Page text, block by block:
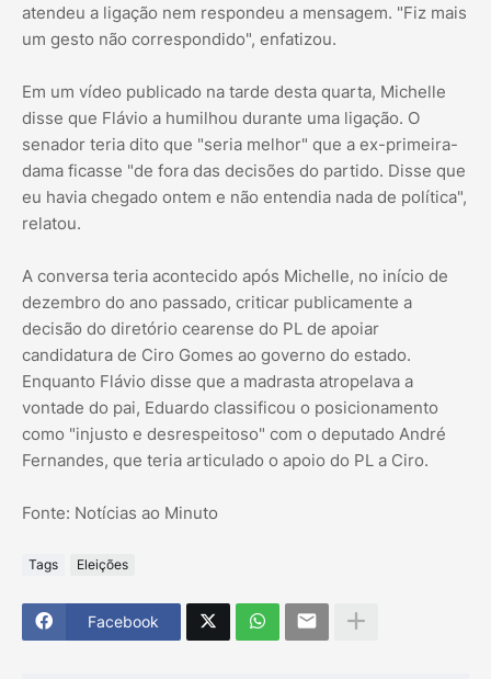
atendeu a ligação nem respondeu a mensagem. "Fiz mais
um gesto não correspondido", enfatizou.
Em um vídeo publicado na tarde desta quarta, Michelle
disse que Flávio a humilhou durante uma ligação. O
senador teria dito que "seria melhor" que a ex-primeira-
dama ficasse "de fora das decisões do partido. Disse que
eu havia chegado ontem e não entendia nada de política",
relatou.
A conversa teria acontecido após Michelle, no início de
dezembro do ano passado, criticar publicamente a
decisão do diretório cearense do PL de apoiar
candidatura de Ciro Gomes ao governo do estado.
Enquanto Flávio disse que a madrasta atropelava a
vontade do pai, Eduardo classificou o posicionamento
como "injusto e desrespeitoso" com o deputado André
Fernandes, que teria articulado o apoio do PL a Ciro.
Fonte: Notícias ao Minuto
Tags Eleições
Facebook